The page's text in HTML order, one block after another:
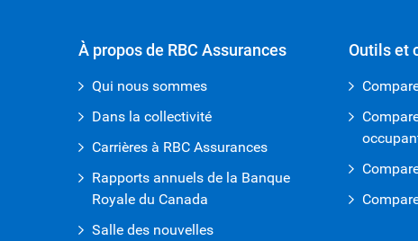
À propos de RBC Assurances
Qui nous sommes
Dans la collectivité
Carrières à RBC Assurances
Rapports annuels de la Banque
Royale du Canada
Salle des nouvelles
Outils et